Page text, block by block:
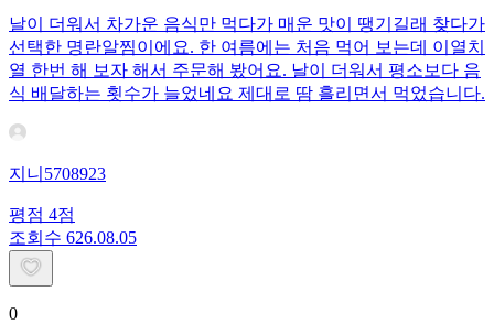
날이 더워서 차가운 음식만 먹다가 매운 맛이 땡기길래 찾다가
선택한 명란알찜이에요. 한 여름에는 처음 먹어 보는데 이열치
열 한번 해 보자 해서 주문해 봤어요. 날이 더워서 평소보다 음
식 배달하는 횟수가 늘었네요 제대로 땀 흘리면서 먹었습니다.
지니5708923
평점 4점
조회수 626.08.05
0